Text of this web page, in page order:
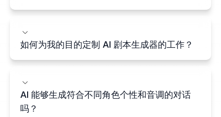
如何为我的目的定制 AI 剧本生成器的工作？
AI 能够生成符合不同角色个性和音调的对话
吗？